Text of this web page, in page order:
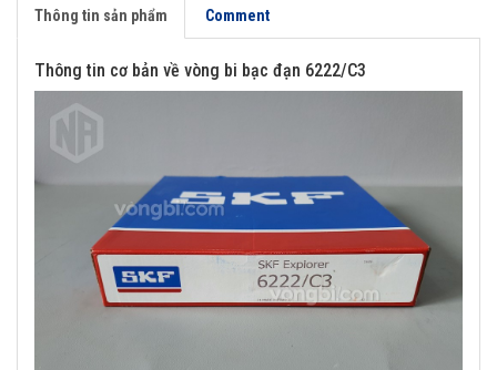
Thông tin sản phẩm Comment
Thông tin cơ bản về vòng bi bạc đạn 6222/C3